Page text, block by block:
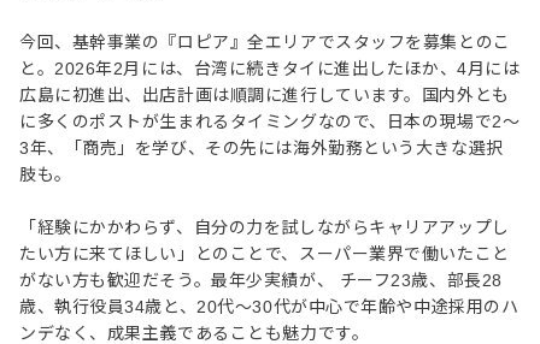
今回、基幹事業の『ロピア』全エリアでスタッフを募集とのこ
と。2026年2月には、台湾に続きタイに進出したほか、4月には
広島に初進出、出店計画は順調に進行しています。国内外とも
に多くのポストが生まれるタイミングなので、日本の現場で2〜
3年、「商売」を学び、その先には海外勤務という大きな選択
肢も。
「経験にかかわらず、自分の力を試しながらキャリアアップし
たい方に来てほしい」とのことで、スーパー業界で働いたこと
がない方も歓迎だそう。最年少実績が、 チーフ23歳、部長28
歳、執行役員34歳と、20代〜30代が中心で年齢や中途採用のハ
ンデなく、成果主義であることも魅力です。